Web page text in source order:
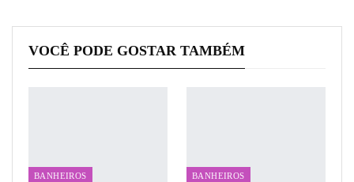
VOCÊ PODE GOSTAR TAMBÉM
BANHEIROS BANHEIROS